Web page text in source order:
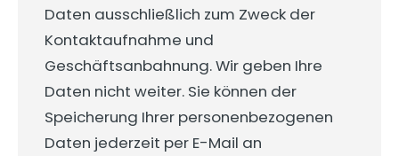
Daten ausschließlich zum Zweck der
Kontaktaufnahme und
Geschäftsanbahnung. Wir geben Ihre
Daten nicht weiter. Sie können der
Speicherung Ihrer personenbezogenen
Daten jederzeit per E-Mail an